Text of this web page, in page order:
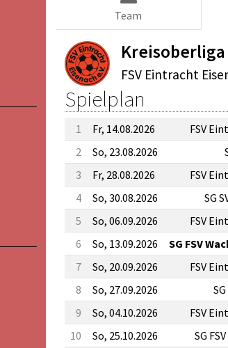
Team
FSV Eintracht
Spielplan
1 Fr, 14.08.2026 FSV
2
So, 23.08.2026
3
Fr, 28.08.2026 FSV
4
So, 30.08.2026 SG
5
So, 06.09.2026 FSV
6
So, 13.09.2026 SG FSV
7
So, 20.09.2026 FSV
8
So, 27.09.2026
9
So, 04.10.2026 FSV
10
So, 25.10.2026 SG